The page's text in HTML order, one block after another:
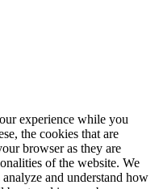
experience while you
the cookies that are
browser as they are
of the website. We
and understand how